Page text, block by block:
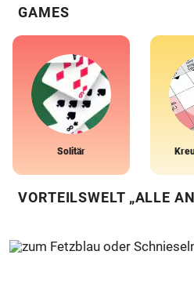
GAMES
Solitär
VORTEILSWELT „ALLE